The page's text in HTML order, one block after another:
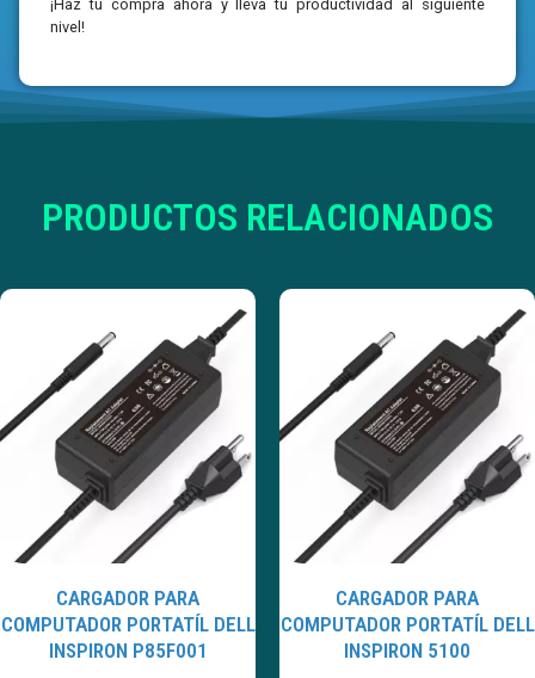
¡Haz tu compra ahora y lleva tu productividad al siguiente
nivel!
PRODUCTOS RELACIONADOS
CARGADOR PARA
COMPUTADOR PORTATÍL DELL
INSPIRON P85F001
CARGADOR PARA
COMPUTADOR PORTATÍL DELL
INSPIRON 5100